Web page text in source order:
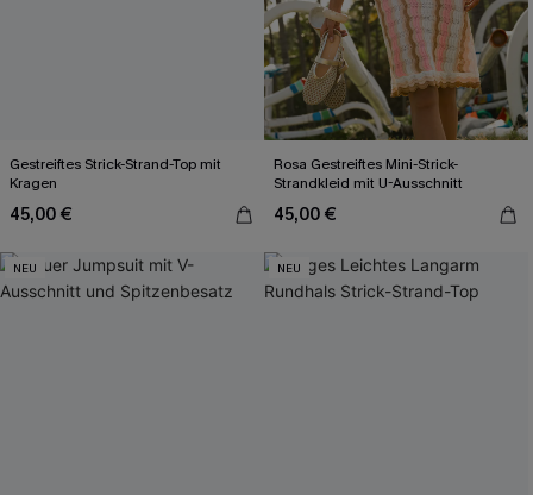
Gestreiftes Strick-Strand-Top mit
Kragen
45,00 €
Rosa Gestreiftes Mini-Strick-
Strandkleid mit U-Ausschnitt
45,00 €
NEU NEU